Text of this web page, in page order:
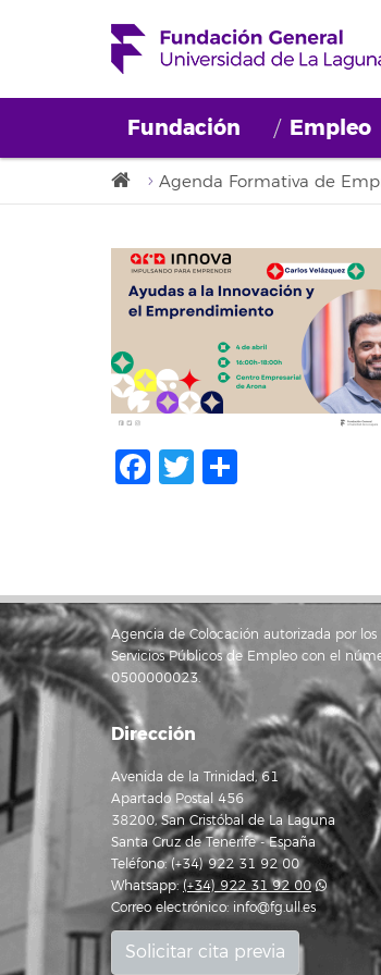
Fundación Empleo
Agenda Formativa de
Facebook
Twitter
Agencia de Colocación autorizada por los
Servicios Públicos de Empleo con el
0500000023.
Dirección
Avenida de la Trinidad, 61
Apartado Postal 456
38200, San Cristóbal de La Laguna
Santa Cruz de Tenerife - España
Teléfono: (+34) 922 31 92 00
Whatsapp:(+34) 922 31 92 00
Correo electrónico: info@fg.ull.es
Solicitar cita previa